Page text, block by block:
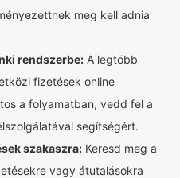
meg kell adnia
rendszerbe: A legtöbb
fizetések online
a folyamatban, vedd fel a
segítségért.
szakaszra: Keresd meg a
vagy átutalásokra